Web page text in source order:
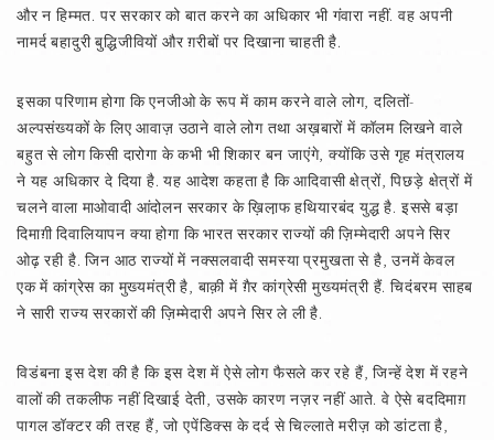
और न हिम्मत. पर सरकार को बात करने का अधिकार भी गंवारा नहीं. वह अपनी
नामर्द बहादुरी बुद्धिजीवियों और ग़रीबों पर दिखाना चाहती है.
इसका परिणाम होगा कि एनजीओ के रूप में काम करने वाले लोग, दलितों-
अल्पसंख्यकों के लिए आवाज़ उठाने वाले लोग तथा अख़बारों में कॉलम लिखने वाले
बहुत से लोग किसी दारोगा के कभी भी शिकार बन जाएंगे, क्योंकि उसे गृह मंत्रालय
ने यह अधिकार दे दिया है. यह आदेश कहता है कि आदिवासी क्षेत्रों, पिछड़े क्षेत्रों में
चलने वाला माओवादी आंदोलन सरकार के ख़िला़फ हथियारबंद युद्ध है. इससे बड़ा
दिमाग़ी दिवालियापन क्या होगा कि भारत सरकार राज्यों की ज़िम्मेदारी अपने सिर
ओढ़ रही है. जिन आठ राज्यों में नक्सलवादी समस्या प्रमुखता से है, उनमें केवल
एक में कांग्रेस का मुख्यमंत्री है, बाक़ी में ग़ैर कांग्रेसी मुख्यमंत्री हैं. चिदंबरम साहब
ने सारी राज्य सरकारों की ज़िम्मेदारी अपने सिर ले ली है.
विडंबना इस देश की है कि इस देश में ऐसे लोग फैसले कर रहे हैं, जिन्हें देश में रहने
वालों की तकलीफ नहीं दिखाई देती, उसके कारण नज़र नहीं आते. वे ऐसे बददिमाग़
पागल डॉक्टर की तरह हैं, जो एपेंडिक्स के दर्द से चिल्लाते मरीज़ को डांटता है,